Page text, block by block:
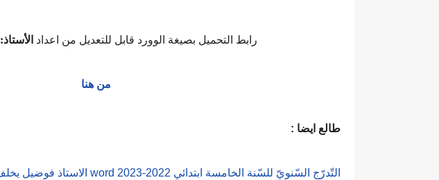
رابط التحميل بصيغة الوورد قابل للتعديل من اعداد الأستاذ:
من هنا
طالع ايضا :
التّدرّج السّنويّ للسّنة الخامسة ابتدائي 2022-2023 word الاستاذ فوضيل يخلف